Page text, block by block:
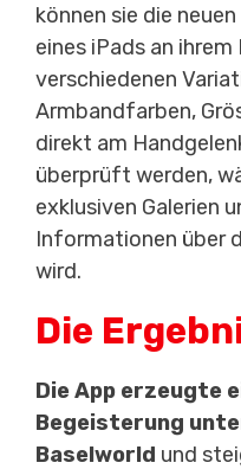
können sie die
eines iPads an
verschiedenen
Armbandfarben,
direkt am
überprüft werden,
exklusiven Galerien
Informationen über
wird.
Die
Die App erzeugte
Begeisterung
Baselworld und